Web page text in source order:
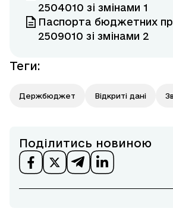
2504010 зі змінами 1
Паспорта бюджетних
2509010 зі змінами 2
Теги:
Держбюджет Відкриті дані
Поділитись новиною